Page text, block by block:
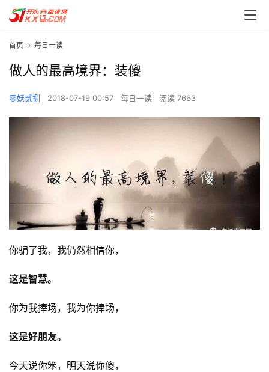
首页 每日一读
做人的最高境界：装傻
零妖贰捌 2018-07-19 00:57 每日一读 阅读 7663
你骗了我，我仍然相信你，
这是智慧。
你为我捧场，我为你捧场，
这是好朋友。
今天说你笨，明天说你傻，